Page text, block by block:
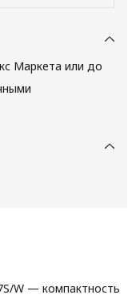
Маркета или до
W — компактность